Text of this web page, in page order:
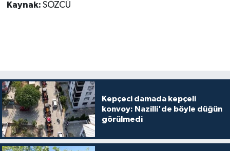
Kaynak: SÖZCÜ
Kepçeci damada kepçeli
konvoy: Nazilli'de böyle düğün
görülmedi